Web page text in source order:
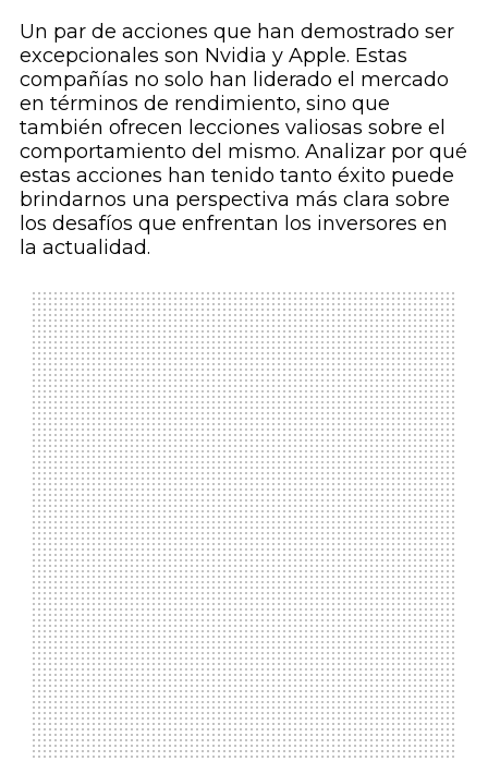
Un par de acciones que han demostrado ser
excepcionales son Nvidia y Apple. Estas
compañías no solo han liderado el mercado
en términos de rendimiento, sino que
también ofrecen lecciones valiosas sobre el
comportamiento del mismo. Analizar por qué
estas acciones han tenido tanto éxito puede
brindarnos una perspectiva más clara sobre
los desafíos que enfrentan los inversores en
la actualidad.